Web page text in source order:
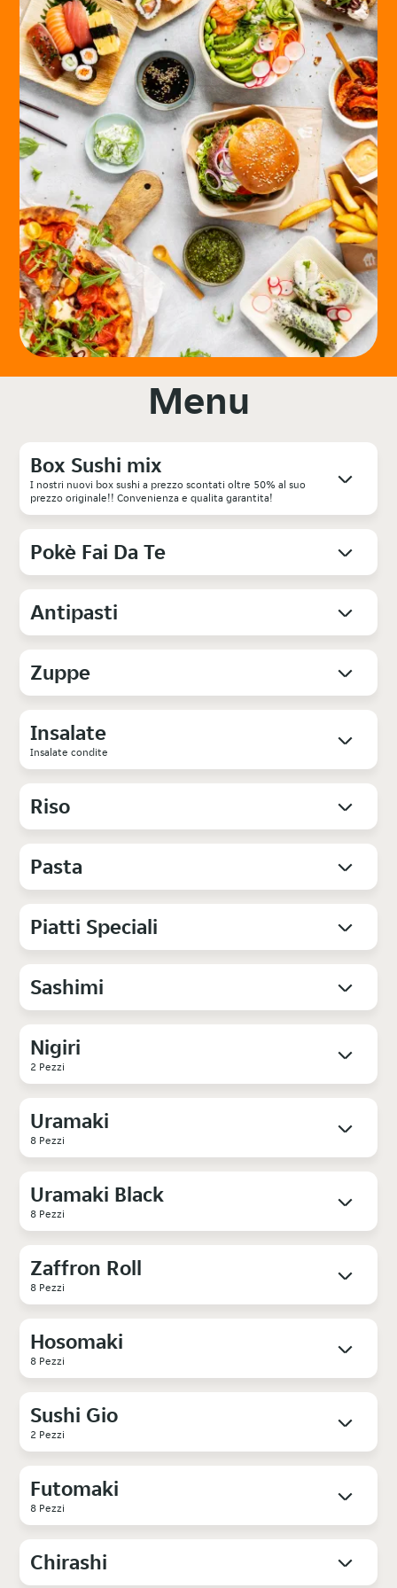
Menu
Box Sushi mix
I nostri nuovi box sushi a prezzo scontati oltre 50% al suo
prezzo originale!! Convenienza e qualita garantita!
Pokè Fai Da Te
Antipasti
Zuppe
Insalate
Insalate condite
Riso
Pasta
Piatti Speciali
Sashimi
Nigiri
2 Pezzi
Uramaki
8 Pezzi
Uramaki Black
8 Pezzi
Zaffron Roll
8 Pezzi
Hosomaki
8 Pezzi
Sushi Gio
2 Pezzi
Futomaki
8 Pezzi
Chirashi